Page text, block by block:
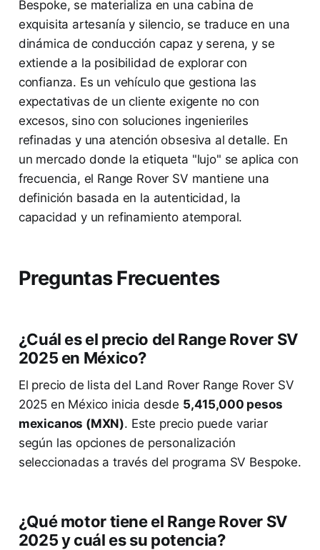
Bespoke, se materializa en una cabina de
exquisita artesanía y silencio, se traduce en una
dinámica de conducción capaz y serena, y se
extiende a la posibilidad de explorar con
confianza. Es un vehículo que gestiona las
expectativas de un cliente exigente no con
excesos, sino con soluciones ingenieriles
refinadas y una atención obsesiva al detalle. En
un mercado donde la etiqueta "lujo" se aplica con
frecuencia, el Range Rover SV mantiene una
definición basada en la autenticidad, la
capacidad y un refinamiento atemporal.
Preguntas Frecuentes
¿Cuál es el precio del Range Rover SV
2025 en México?
El precio de lista del Land Rover Range Rover SV
2025 en México inicia desde 5,415,000 pesos
mexicanos (MXN). Este precio puede variar
según las opciones de personalización
seleccionadas a través del programa SV Bespoke.
¿Qué motor tiene el Range Rover SV
2025 y cuál es su potencia?